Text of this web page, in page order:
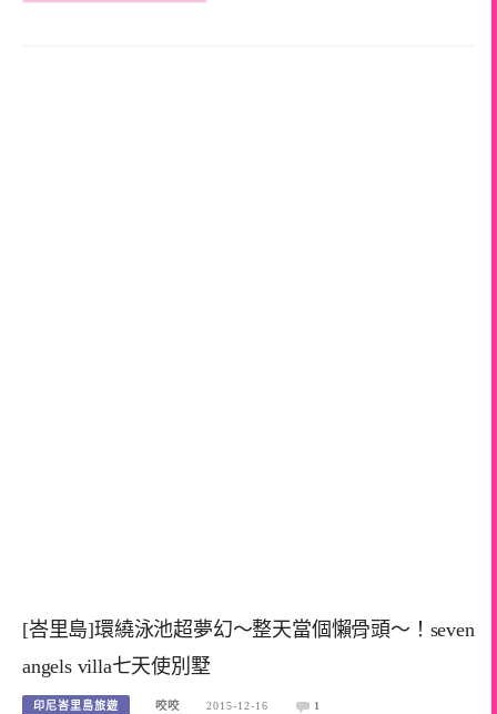
[峇里島]環繞泳池超夢幻～整天當個懶骨頭～！seven
angels villa七天使別墅
印尼峇里島旅遊 咬咬 2015-12-16 1